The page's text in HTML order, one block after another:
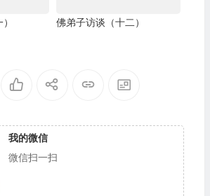
佛弟子访谈（十二）
我的微信
微信扫一扫